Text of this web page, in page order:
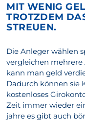
MIT WENIG
TROTZDEM
STREUEN.
Die Anleger wählen
vergleichen
kann man geld
Dadurch können sie
kostenloses
Zeit immer wieder
jahre es gibt auch